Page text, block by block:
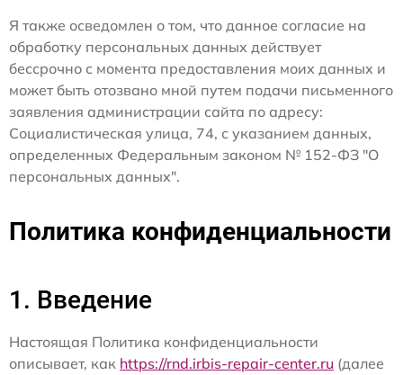
Я также осведомлен о том, что данное согласие на
обработку персональных данных действует
бессрочно с момента предоставления моих данных и
может быть отозвано мной путем подачи письменного
заявления администрации сайта по адресу:
Социалистическая улица, 74, с указанием данных,
определенных Федеральным законом № 152-ФЗ "О
персональных данных".
Политика конфиденциальности
1. Введение
Настоящая Политика конфиденциальности
описывает, как https://rnd.irbis-repair-center.ru (далее